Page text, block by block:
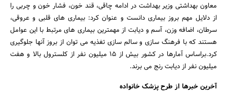
معاون بهداشتی وزیر بهداشت در ادامه چاقی، قند خون، فشار خون و چربی را
از دلایل مهم بروز بیماری دانست و عنوان کرد: بیماری های قلبی و عروقی،
سرطان، اضافه وزن، آسم و دیابت از مهمترین بیماری های مرتبط با این عوامل
هستند که با فرهنگ سازی و سالم سازی تغذیه می توان از بروز آنها جلوگیری
کرد.براساس آمارها در کشور بیش از 15 میلیون نفر از کلسترول بالا و هفت
میلیون نفر از دیابت رنج می برند.
آخرین خبرها از طرح پزشک خانواده